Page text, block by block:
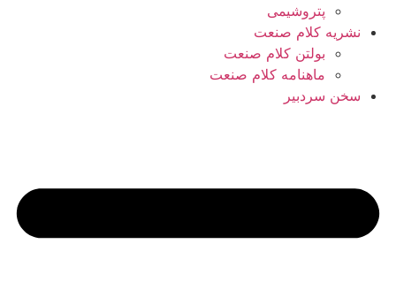
پتروشیمی
نشریه کلام صنعت
بولتن کلام صنعت
ماهنامه کلام صنعت
سخن سردبیر